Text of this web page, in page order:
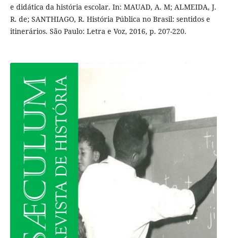
e didática da história escolar. In: MAUAD, A. M; ALMEIDA, J.
R. de; SANTHIAGO, R. História Pública no Brasil: sentidos e
itinerários. São Paulo: Letra e Voz, 2016, p. 207-220.